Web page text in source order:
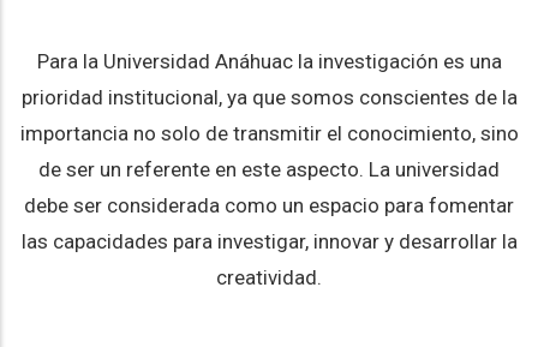
Para la Universidad Anáhuac la investigación es una
prioridad institucional, ya que somos conscientes de la
importancia no solo de transmitir el conocimiento, sino
de ser un referente en este aspecto. La universidad
debe ser considerada como un espacio para fomentar
las capacidades para investigar, innovar y desarrollar la
creatividad.